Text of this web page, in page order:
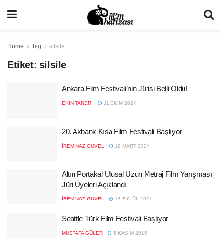
Home Tag silsile
Etiket: silsile
Ankara Film Festivali’nin Jürisi Belli Oldu!
EKIN TANERI 11 EKIM 2024
20. Akbank Kısa Film Festivali Başlıyor
İREM NAZ GÜVEL 18 MART 2024
Altın Portakal Ulusal Uzun Metraj Film Yarışması
Jüri Üyeleri Açıklandı
İREM NAZ GÜVEL 13 EYLÜL 2021
Seattle Türk Film Festivali Başlıyor
MUSTAFA GÜLER 5 KASIM 2015